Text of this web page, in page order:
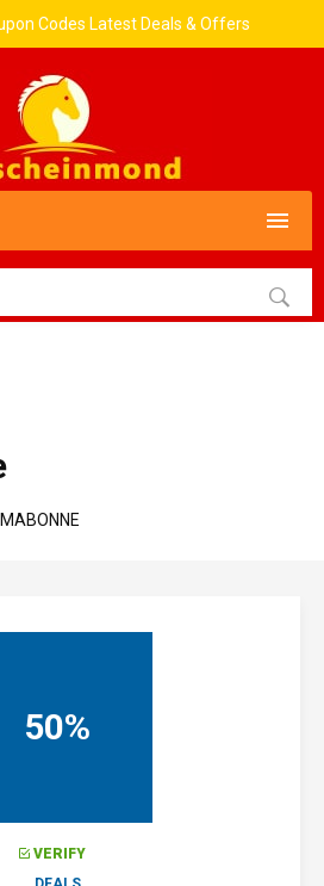
Codes Latest Deals & Offers
50%
VERIFY